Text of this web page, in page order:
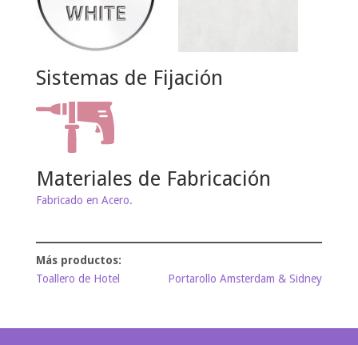
Sistemas de Fijación
Materiales de Fabricación
Fabricado en Acero.
Toallero de Hotel Portarollo Amsterdam & Sidney